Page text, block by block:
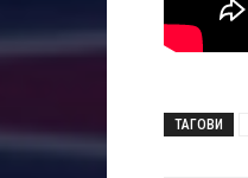
ТАГОВИ